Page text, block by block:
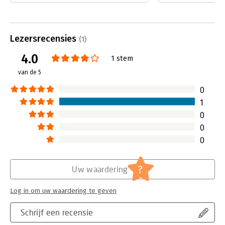
In Management van het onverwachte'
bedrijfsrisico's te voorkomen, er
continue en verfijnde aandacht moet
omstandigheden.
Lees verder
overtuigend
Lees verder
Lezersrecensies (1)
4.0
van de 5
1 stem
0
1
0
0
0
Schrijf een recensie
Uw waardering ?
Log in om uw waardering te geven